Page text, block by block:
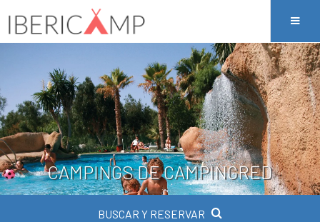
CAMPINGS DE CAMPINGRED
BUSCAR Y RESERVAR